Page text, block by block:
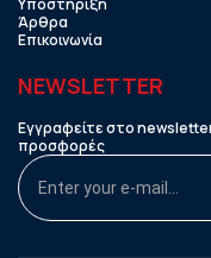
Υποστήριξη
Άρθρα
Επικοινωνία
NEWSLETTER
Εγγραφείτε στο
προσφορές